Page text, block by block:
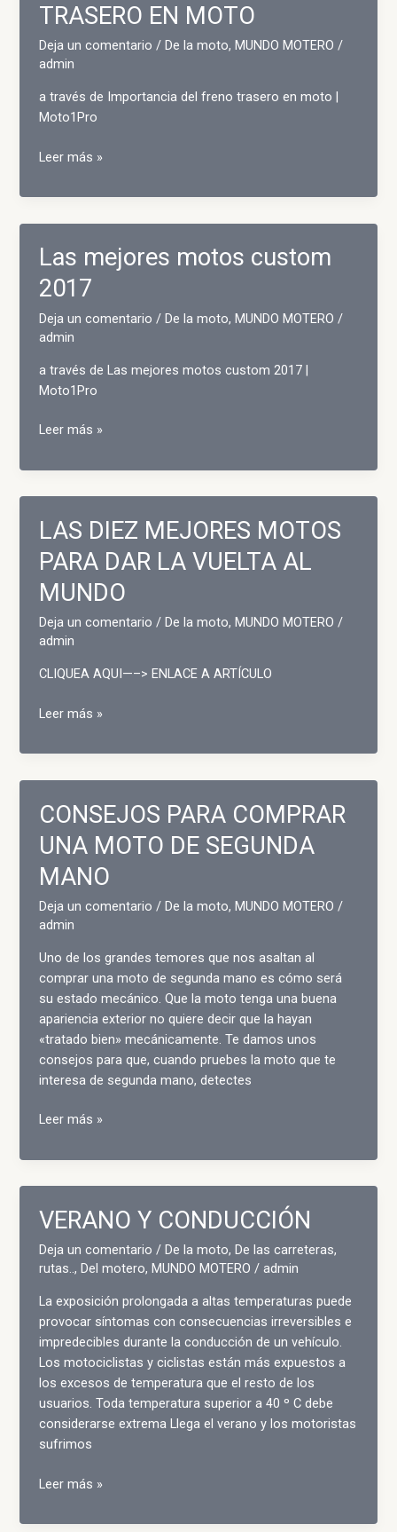
TRASERO EN MOTO
Deja un comentario / De la moto, MUNDO MOTERO /
admin
a través de Importancia del freno trasero en moto |
Moto1Pro
IMPORTANCIA
FRENO
MOTO
Leer más »
Las mejores motos custom
2017
Deja un comentario /De la moto,MUNDO MOTERO /
admin
a través de Las mejores motos custom 2017 |
Moto1Pro
Las
motos
Leer más »
LAS DIEZ MEJORES MOTOS
PARA DAR LA VUELTA AL
MUNDO
Deja un comentario / De la moto, MUNDO MOTERO /
admin
CLIQUEA AQUI—–> ENLACE A ARTÍCULO
LAS
MEJORES
DAR
LA
VUELTA
AL
Leer más »
CONSEJOS PARA COMPRAR
UNA MOTO DE SEGUNDA
MANO
Deja un comentario /De la moto,MUNDO MOTERO /
admin
Uno de los grandes temores que nos asaltan al
comprar una moto de segunda mano es cómo será
su estado mecánico. Que la moto tenga una buena
apariencia exterior no quiere decir que la hayan
«tratado bien» mecánicamente. Te damos unos
consejos para que, cuando pruebes la moto que te
interesa de segunda mano, detectes
CONSEJOS
COMPRAR
DE
SEGUNDA
MANO
Leer más »
VERANO Y CONDUCCIÓN
Deja un comentario / De la moto, De las carreteras,
rutas.., Del motero, MUNDO MOTERO /admin
La exposición prolongada a altas temperaturas puede
provocar síntomas con consecuencias irreversibles e
impredecibles durante la conducción de un vehículo.
Los motociclistas y ciclistas están más expuestos a
los excesos de temperatura que el resto de los
usuarios. Toda temperatura superior a 40 º C debe
considerarse extrema Llega el verano y los motoristas
sufrimos
VERANO
CONDUCCIÓN
Leer más »